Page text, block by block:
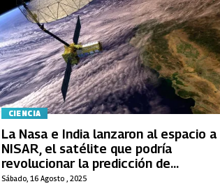
CIENCIA
Sábado, 16 Agosto , 2025
La Nasa e India lanzaron al espacio a
NISAR, el satélite que podría
revolucionar la predicción de
terremotos